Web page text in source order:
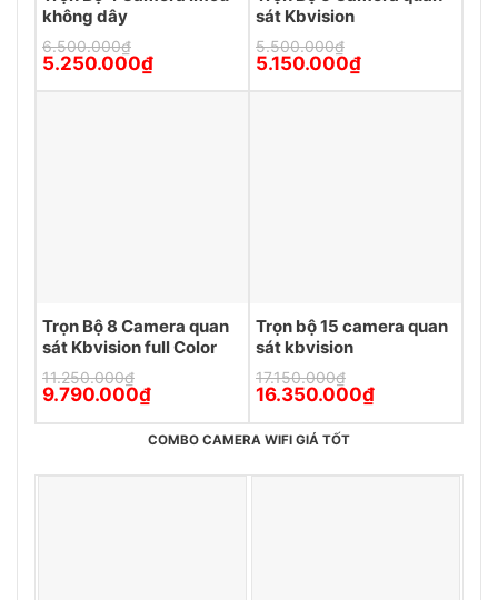
không dây
6.500.000₫
Giá
gốc
là:
5.250.000₫Giá
tại
sát Kbvision
5.500.000₫
Giá
gốc
là:
5.150.000₫Giá
tại
Trọn Bộ 8 Camera quan
sát Kbvision full Color
11.250.000₫
Giá
gốc
là:
9.790.000₫Giá
tại
là:
Trọn bộ 15 camera quan
sát kbvision
17.150.000₫
Giá
gốc
là:
17.150.000₫.
16.350.000₫Giá
tại
COMBO CAMERA WIFI GIÁ TỐT